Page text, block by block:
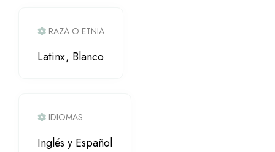
RAZA O ETNIA
Latinx, Blanco
IDIOMAS
Inglés y Español